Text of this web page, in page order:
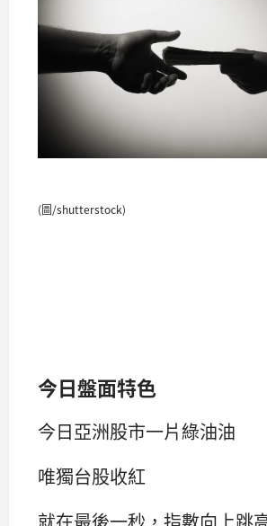
(圖/shutterstock)
今日盤面特色
今日亞洲股市一片綠油油
唯獨台股收紅